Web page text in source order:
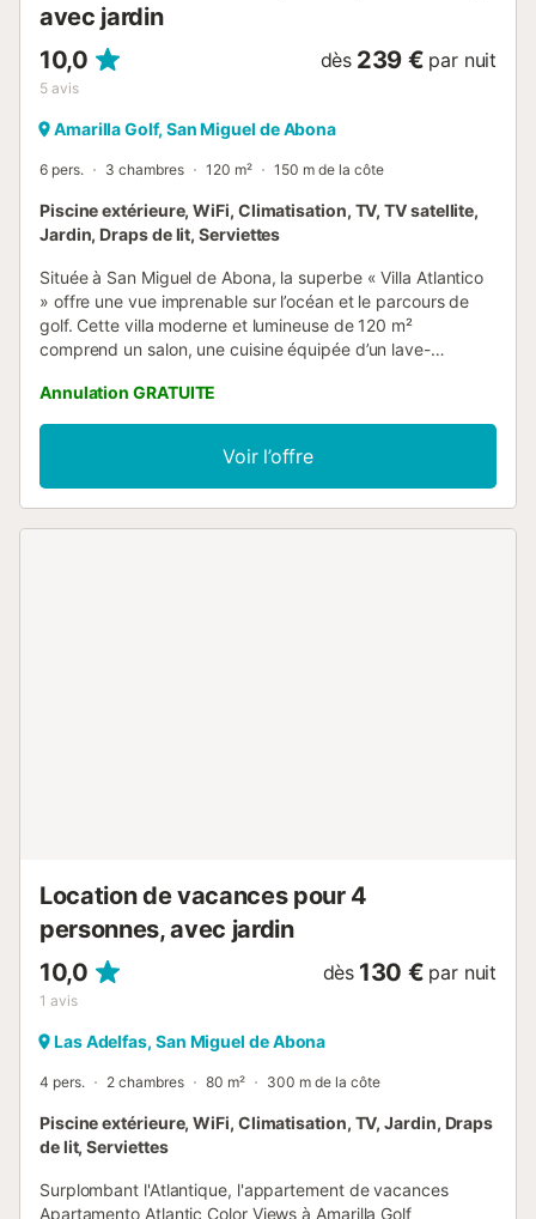
avec jardin
10,0
5 avis
dès 239 € par nuit
Amarilla Golf, San Miguel de Abona
6 pers. 3 chambres 120 m² 150 m de la côte
Piscine extérieure, WiFi, Climatisation, TV, TV satellite,
Jardin, Draps de lit, Serviettes
Située à San Miguel de Abona, la superbe « Villa Atlantico
» offre une vue imprenable sur l’océan et le parcours de
golf. Cette villa moderne et lumineuse de 120 m²
comprend un salon, une cuisine équipée d’un lave-
accueillir jusqu’à 6 personnes—parfaite pour partager des
moments en famille ou entre amis. Parmi les équipements à
votre disposition : Wi-Fi adapté aux appels vidéo,
climatisation, lave-linge et télévision. Un lit bébé et une
chaise haute sont également disponibles sur demande.
Annulation GRATUITE
Voir l’offre
Location de vacances pour 4
personnes, avec jardin
10,0
1 avis
dès 130 € par nuit
Las Adelfas, San Miguel de Abona
4 pers. 2 chambres 80 m² 300 m de la côte
Piscine extérieure, WiFi, Climatisation, TV, Jardin, Draps
de lit, Serviettes
Surplombant l'Atlantique, l'appartement de vacances
Apartamento Atlantic Color Views à Amarilla Golf